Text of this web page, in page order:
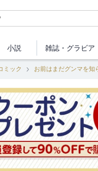
小説 雑誌・ グラビア
ミック お前はまだグンマを知